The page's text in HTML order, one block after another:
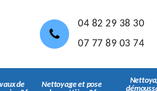
04 82 29 38 30
07 77 89 03 74
de
Nettoyage et pose